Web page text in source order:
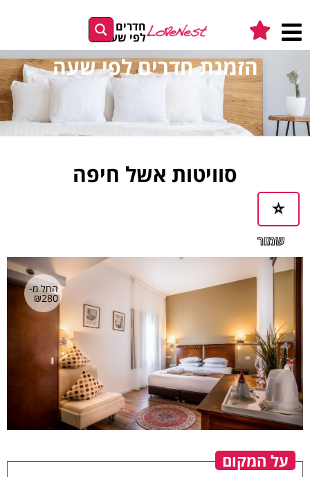
חדרים
לפי שעה
הזמנת חדרים לפי שעה
סוויטות אשל חיפה
שמור
במועדפים
החל מ-
₪280
על המקום